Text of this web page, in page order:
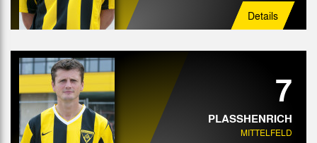
Details
7
PLASSHENRICH
MITTELFELD